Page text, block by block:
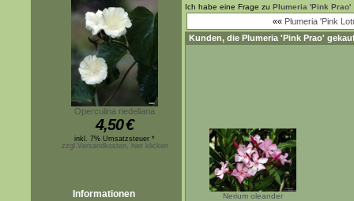
Operculina riedeliana
4,50€
inkl. 7% Umsatzsteuer *
zzgl.Versandkosten, hier klicken
Informationen
Ich habe eine Frage zu Plumeria 'Pink Prao'
«« Plumeria 'Pink
Kunden, die Plumeria 'Pink Prao'
Nerium oleander